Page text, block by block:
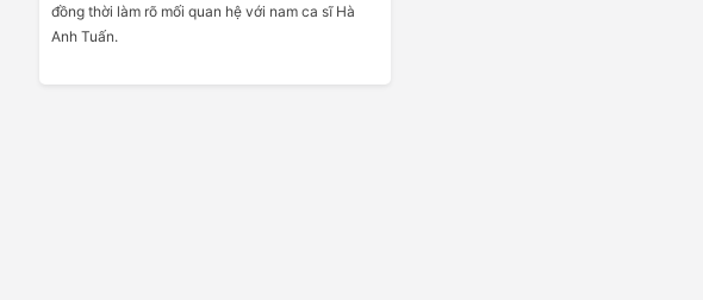
đồng thời làm rõ mối quan hệ với nam ca sĩ Hà
Anh Tuấn.